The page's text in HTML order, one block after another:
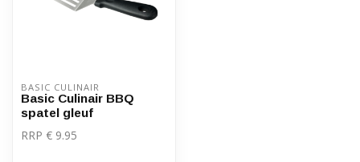
BASIC CULINAIR
Basic Culinair BBQ
spatel gleuf
RRP € 9.95